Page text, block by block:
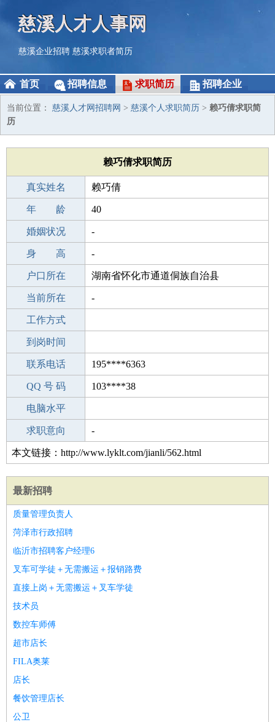
慈溪人才人事网
慈溪企业招聘 慈溪求职者简历
首页 招聘信息 求职简历 招聘企业
当前位置： 慈溪人才网招聘网 > 慈溪个人求职简历 > 赖巧倩求职简
历
赖巧倩求职简历
真实姓名 赖巧倩
性 别 女
年 龄 40
出生年月 1986-01-24
婚姻状况 -
学 历 高中
身 高 -
毕业学校 温州江南中学
户口所在 湖南省怀化市通道侗族自治县
所学专业 -
当前所在 -
工作经验
工作方式
驾 照
到岗时间
期望月薪
联系电话 195****6363
手机号码 195****6363
QQ 号 码 103****38
微信号码
电脑水平
外语水平
求职意向 -
本文链接：http://www.lyklt.com/jianli/562.html
最新招聘
质量管理负责人
菏泽市行政招聘
临沂市招聘客户经理6
叉车可学徒＋无需搬运＋报销路费
直接上岗＋无需搬运＋叉车学徒
技术员
数控车师傅
超市店长
FILA奥莱
店长
餐饮管理店长
公卫